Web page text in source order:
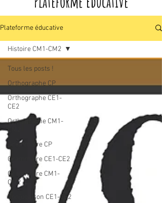
Plateforme éducative
Tous les posts !
Orthographe CP
Orthographe CE1-
CE2
Orthographe CM1-
CM2
Grammaire CP
Grammaire CE1-CE2
Grammaire CM1-
CM2
Conjugaison CE1-CE2
Histoire CM1-CM2